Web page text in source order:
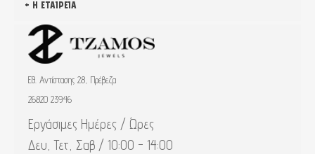
Η ΕΤΑΙΡΕΊΑ
Εθ. Αντίστασης 28, Πρέβεζα
26820 23946
Εργάσιμες Ημέρες / Ώρες
Δευ, Τετ, Σαβ / 10:00 - 14:00